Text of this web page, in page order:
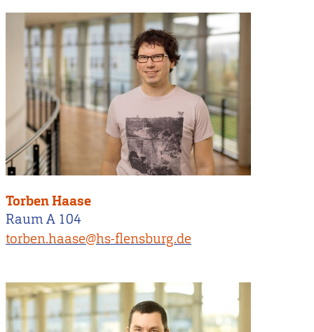
Torben Haase
Raum A 104
torben.haase@hs-flensburg.de